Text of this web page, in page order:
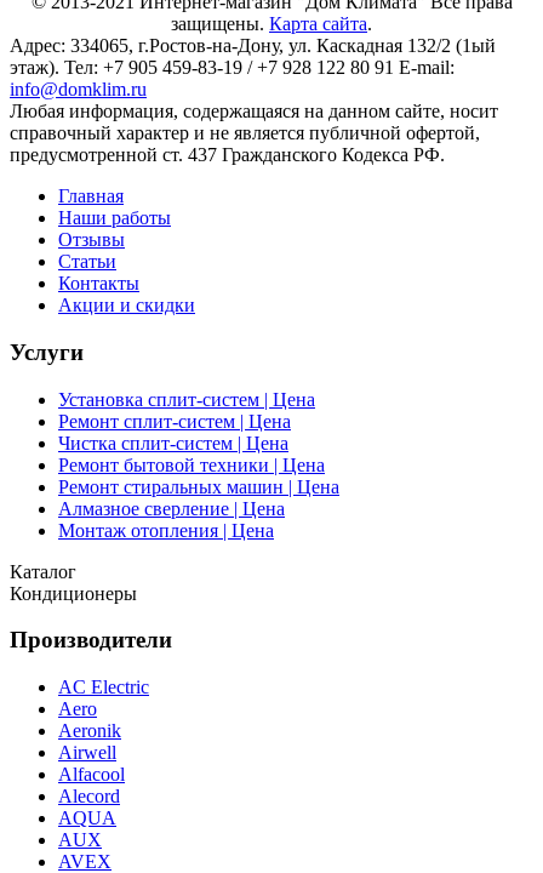
защищены. Карта сайта.
Адрес: 334065, г.Ростов-на-Дону, ул. Каскадная 132/2 (1ый
этаж). Тел: +7 905 459-83-19 / +7 928 122 80 91 E-mail:
info@domklim.ru
Любая информация, содержащаяся на данном сайте, носит
справочный характер и не является публичной офертой,
предусмотренной ст. 437 Гражданского Кодекса РФ.
Главная
Наши работы
Отзывы
Статьи
Контакты
Акции и скидки
Услуги
Установка сплит-систем | Цена
Ремонт сплит-систем | Цена
Чистка сплит-систем | Цена
Ремонт бытовой техники | Цена
Ремонт стиральных машин | Цена
Алмазное сверление | Цена
Монтаж отопления | Цена
Каталог
Кондиционеры
Производители
AC Electric
Aero
Aeronik
Airwell
Alfacool
Alecord
AQUA
AUX
AVEX